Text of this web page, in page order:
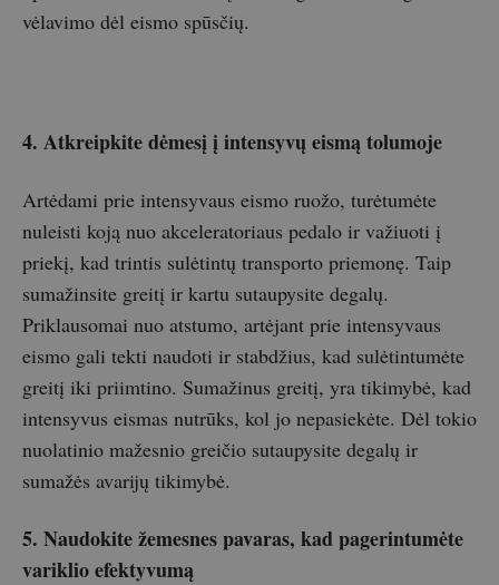
vėlavimo dėl eismo spūsčių.
4. Atkreipkite dėmesį į intensyvų eismą tolumoje
Artėdami prie intensyvaus eismo ruožo, turėtumėte
nuleisti koją nuo akceleratoriaus pedalo ir važiuoti į
priekį, kad trintis sulėtintų transporto priemonę. Taip
sumažinsite greitį ir kartu sutaupysite degalų.
Priklausomai nuo atstumo, artėjant prie intensyvaus
eismo gali tekti naudoti ir stabdžius, kad sulėtintumėte
greitį iki priimtino. Sumažinus greitį, yra tikimybė, kad
intensyvus eismas nutrūks, kol jo nepasiekėte. Dėl tokio
nuolatinio mažesnio greičio sutaupysite degalų ir
sumažės avarijų tikimybė.
5. Naudokite žemesnes pavaras, kad pagerintumėte
variklio efektyvumą